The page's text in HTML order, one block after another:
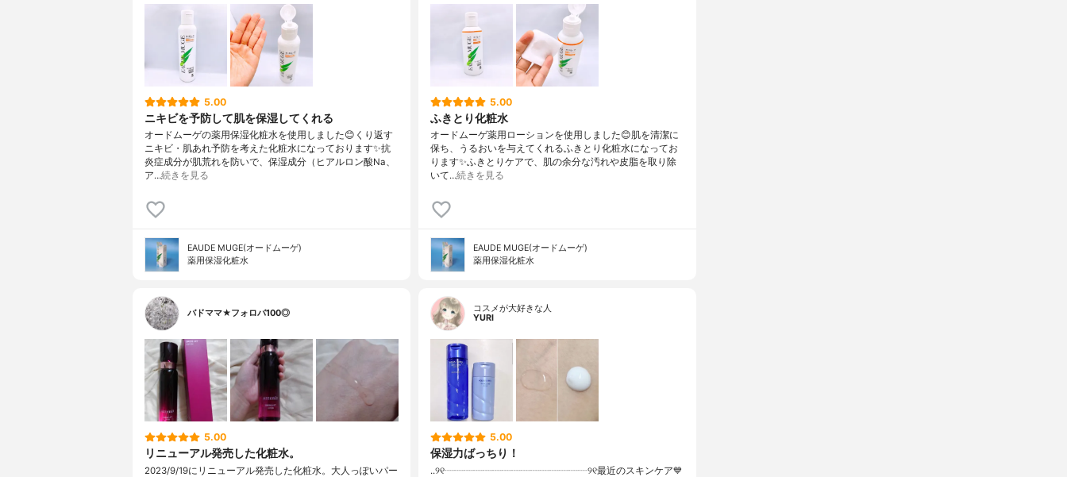
5.00
ニキビを予防して肌を保湿してくれる
オードムーゲの薬用保湿化粧水を使用しました😊くり返す
ニキビ・肌あれ予防を考えた化粧水になっております✨抗
炎症成分が肌荒れを防いで、保湿成分（ヒアルロン酸Na、
ア…続きを見る
EAUDE MUGE(オードムーゲ)
薬用保湿化粧水
5.00
ふきとり化粧水
オードムーゲ薬用ローションを使用しました😊肌を清潔に
保ち、うるおいを与えてくれるふきとり化粧水になってお
ります✨ふきとりケアで、肌の余分な汚れや皮脂を取り除
いて…続きを見る
EAUDE MUGE(オードムーゲ)
薬用保湿化粧水
バドママ★フォロバ100◎
5.00
リニューアル発売した化粧水。
2023/9/19にリニューアル発売した化粧水。大人っぽいパー
コスメが大好きな人
YURI
5.00
保湿力ばっちり！
..୨୧┈┈┈┈┈┈┈┈┈┈┈┈┈┈┈୨୧最近のスキンケア💙